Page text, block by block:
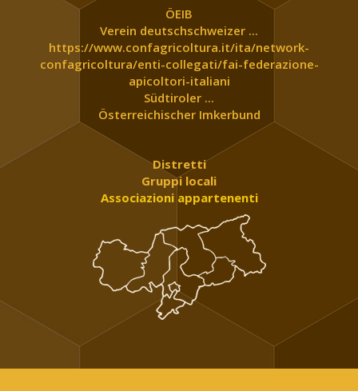
ÖEIB
Verein deutschschweizer ...
https://www.confagricoltura.it/ita/network-
confagricoltura/enti-collegati/fai-federazione-
apicoltori-italiani
Südtiroler ...
Österreichischer Imkerbund
Distretti
Gruppi locali
Associazioni appartenenti